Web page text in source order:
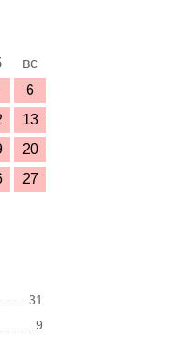
вс
6
13
20
27
31
9